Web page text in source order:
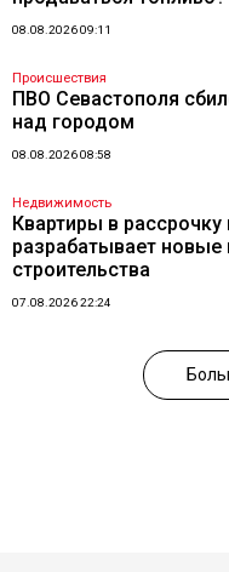
08.08.2026 09:11
Происшествия
ПВО Севастополя
над городом
08.08.2026 08:58
Недвижимость
Квартиры в
разрабатывает
строительства
07.08.2026 22:24